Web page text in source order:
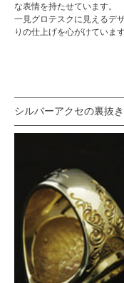
な表情を持たせています。
一見グロテスク に見えるデ
りの仕上げを心がけています
シルバーアクセの裏抜